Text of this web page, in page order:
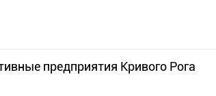
предприятия Кривого Рога